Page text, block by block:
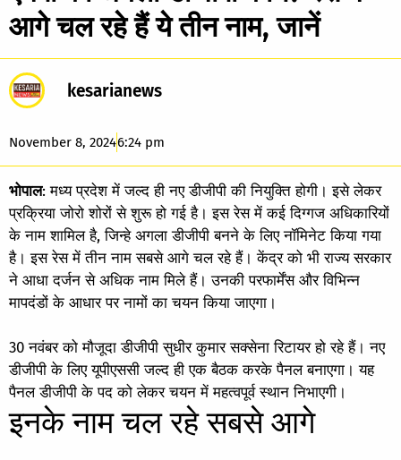
आगे चल रहे हैं ये तीन नाम, जानें
kesarianews
November 8, 20246:24 pm
भोपाल: मध्य प्रदेश में जल्द ही नए डीजीपी की नियुक्ति होगी। इसे लेकर
प्रक्रिया जोरो शोरों से शुरू हो गई है। इस रेस में कई दिग्गज अधिकारियों
के नाम शामिल है, जिन्हे अगला डीजीपी बनने के लिए नॉमिनेट किया गया
है। इस रेस में तीन नाम सबसे आगे चल रहे हैं। केंद्र को भी राज्य सरकार
ने आधा दर्जन से अधिक नाम मिले हैं। उनकी परफार्मेंस और विभिन्न
मापदंडों के आधार पर नामों का चयन किया जाएगा।
30 नवंबर को मौजूदा डीजीपी सुधीर कुमार सक्सेना रिटायर हो रहे हैं। नए
डीजीपी के लिए यूपीएससी जल्द ही एक बैठक करके पैनल बनाएगा। यह
पैनल डीजीपी के पद को लेकर चयन में महत्वपूर्व स्थान निभाएगी।
इनके नाम चल रहे सबसे आगे